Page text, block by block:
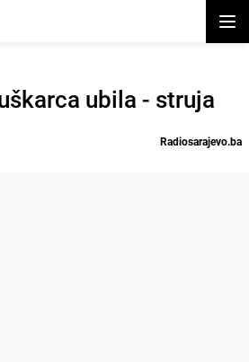
ubila - struja
Radiosarajevo.ba